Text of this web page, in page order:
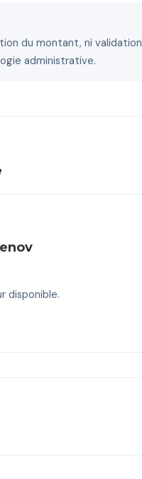
du montant, ni validation
administrative.
disponible.